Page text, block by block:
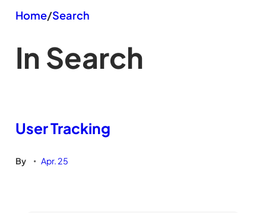
Home/Search
In Search
User Tracking
By • Apr. 25